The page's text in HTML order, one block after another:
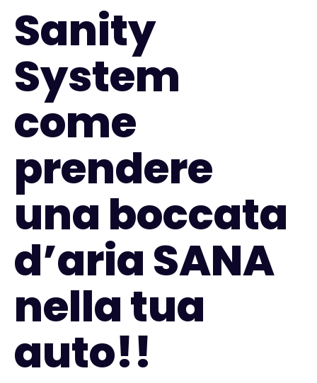
Sanity
System
come
prendere
una boccata
d’aria SANA
nella tua
auto!!